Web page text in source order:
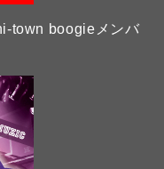
town boogieメンバ